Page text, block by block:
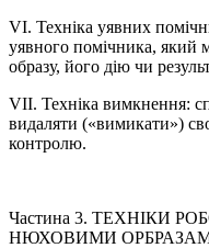
VІ. Техніка уявних
уявного помічника, який
образу, його дію чи
VІІ. Техніка вимкнення:
видаляти («вимикати»)
контролю.
Частина 3. ТЕХНІКИ
НЮХОВИМИ